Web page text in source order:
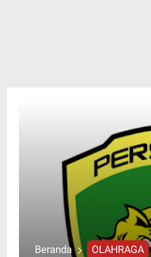
Beranda OLAHRAGA